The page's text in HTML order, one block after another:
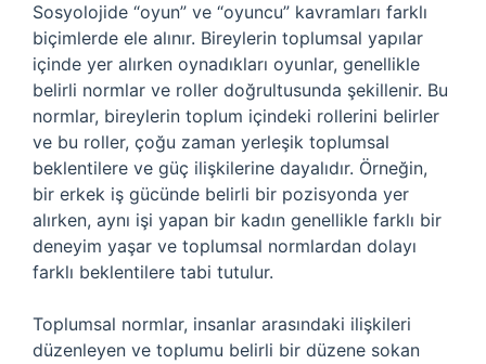
Sosyolojide “oyun” ve “oyuncu” kavramları farklı
biçimlerde ele alınır. Bireylerin toplumsal yapılar
içinde yer alırken oynadıkları oyunlar, genellikle
belirli normlar ve roller doğrultusunda şekillenir. Bu
normlar, bireylerin toplum içindeki rollerini belirler
ve bu roller, çoğu zaman yerleşik toplumsal
beklentilere ve güç ilişkilerine dayalıdır. Örneğin,
bir erkek iş gücünde belirli bir pozisyonda yer
alırken, aynı işi yapan bir kadın genellikle farklı bir
deneyim yaşar ve toplumsal normlardan dolayı
farklı beklentilere tabi tutulur.
Toplumsal normlar, insanlar arasındaki ilişkileri
düzenleyen ve toplumu belirli bir düzene sokan